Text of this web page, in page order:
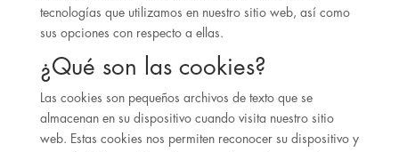
tecnologías que utilizamos en nuestro sitio web, así como
sus opciones con respecto a ellas.
¿Qué son las cookies?
Las cookies son pequeños archivos de texto que se
almacenan en su dispositivo cuando visita nuestro sitio
web. Estas cookies nos permiten reconocer su dispositivo y